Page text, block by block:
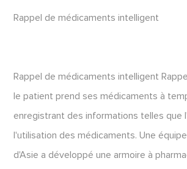
Rappel de médicaments intelligent
Rappel de médicaments intelligent
le patient prend ses médicaments à
enregistrant des informations telles que
l'utilisation des médicaments. Une
d'Asie a développé une armoire à